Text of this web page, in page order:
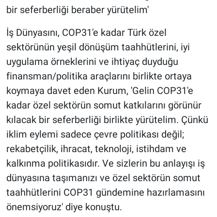
bir seferberliği beraber yürütelim'
İş Dünyasını, COP31'e kadar Türk özel
sektörünün yeşil dönüşüm taahhütlerini, iyi
uygulama örneklerini ve ihtiyaç duyduğu
finansman/politika araçlarını birlikte ortaya
koymaya davet eden Kurum, 'Gelin COP31'e
kadar özel sektörün somut katkılarını görünür
kılacak bir seferberliği birlikte yürütelim. Çünkü
iklim eylemi sadece çevre politikası değil;
rekabetçilik, ihracat, teknoloji, istihdam ve
kalkınma politikasıdır. Ve sizlerin bu anlayışı iş
dünyasına taşımanızı ve özel sektörün somut
taahhütlerini COP31 gündemine hazırlamasını
önemsiyoruz' diye konuştu.